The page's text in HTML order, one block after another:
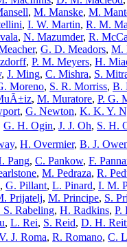
, M. Manske, M.
, I. W. Martin, R. M.
, N. Mazumder, R.
, G. D. Meadors, M.
, P. M. Meyers, H.
, J. Ming, C. Mishra, S.
Moreno, S. R. Morriss, B.
, M. Muratore, P. G.
, G. Newton, K. K. Y.
G. H. Ogin, J. J. Oh, S. H.
, H. Overmier, B. J.
Pang, C. Pankow, F.
, M. Pedraza, R.
, G. Pillant, L. Pinard, I. M.
Prijatelj, M. Principe, S.
S. Rabeling, H. Radkins, P.
, L. Rei, S. Reid, D. H.
J. Roma, R. Romano, C.